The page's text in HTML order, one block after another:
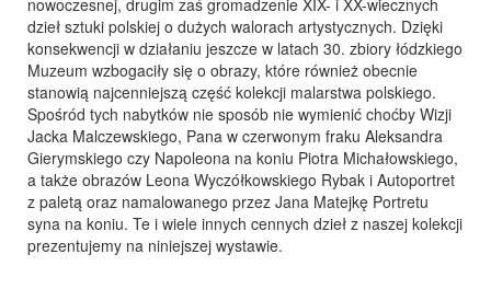
nowoczesnej, drugim zaś gromadzenie XIX- i XX-wiecznych
dzieł sztuki polskiej o dużych walorach artystycznych. Dzięki
konsekwencji w działaniu jeszcze w latach 30. zbiory łódzkiego
Muzeum wzbogaciły się o obrazy, które również obecnie
stanowią najcenniejszą część kolekcji malarstwa polskiego.
Spośród tych nabytków nie sposób nie wymienić choćby Wizji
Jacka Malczewskiego, Pana w czerwonym fraku Aleksandra
Gierymskiego czy Napoleona na koniu Piotra Michałowskiego,
a także obrazów Leona Wyczółkowskiego Rybak i Autoportret
z paletą oraz namalowanego przez Jana Matejkę Portretu
syna na koniu. Te i wiele innych cennych dzieł z naszej kolekcji
prezentujemy na niniejszej wystawie.